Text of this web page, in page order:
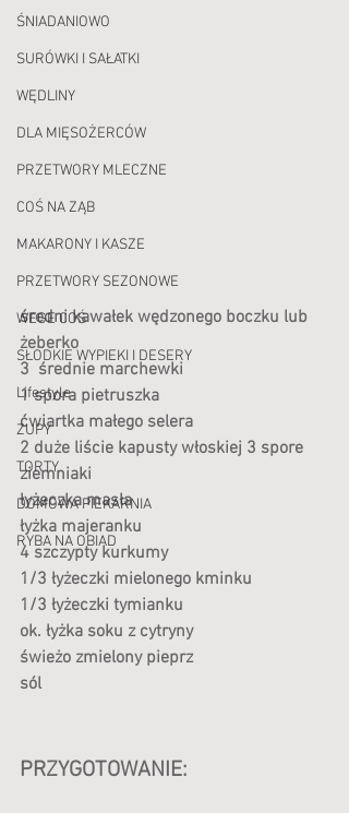
ŚNIADANIOWO
SURÓWKI I SAŁATKI
WĘDLINY
DLA MIĘSOŻERCÓW
PRZETWORY MLECZNE
COŚ NA ZĄB
MAKARONY I KASZE
PRZETWORY SEZONOWE
WEGE COŚ
SŁODKIE WYPIEKI I DESERY
Lifestyle
ZUPY
TORTY
DOMOWA PIEKARNIA
RYBA NA OBIAD
średni kawałek wędzonego boczku lub
żeberko
3  średnie marchewki
1 spora pietruszka
ćwiartka małego selera
2 duże liście kapusty włoskiej 3 spore
ziemniaki
łyżeczka masła
łyżka majeranku
4 szczypty kurkumy
1/3 łyżeczki mielonego kminku
1/3 łyżeczki tymianku
ok. łyżka soku z cytryny
świeżo zmielony pieprz
sól
PRZYGOTOWANIE: